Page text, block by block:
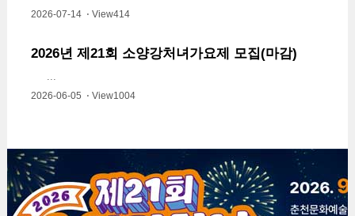
2026-07-14 ⋅ View414
2026년 제21회 소양강처녀가요제 모집(마감)
...
2026-06-05 ⋅ View1004